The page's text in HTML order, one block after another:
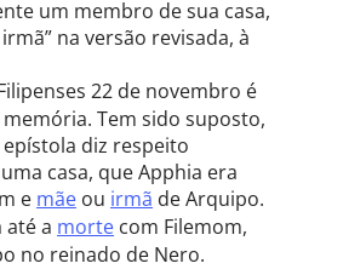
um membro de sua casa,
na versão revisada, à
22 de novembro é
Tem sido suposto,
diz respeito
casa, que Apphia era
e mãe ou irmã de Arquipo.
até a morte com Filemom,
no reinado de Nero.